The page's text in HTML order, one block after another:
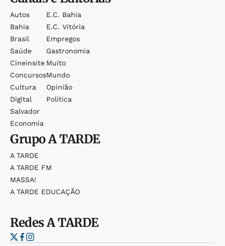
Autos
Bahia
Brasil
Saúde
Cineinsite
Concursos
Cultura
Digital
Salvador
Economia
E.c. Bahia
E.c. Vitória
Empregos
Gastronomia
Muito
Mundo
Opinião
Política
GrupoA TARDE
A TARDE
A TARDE FM
MASSA!
A TARDE EDUCAÇÃO
RedesA TARDE